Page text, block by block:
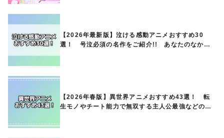
【2026年最新版】泣ける感動アニメおすすめ30
選！ 号泣必須の名作をご紹介!! あなたのなかの
【2026年春版】異世界アニメおすすめ43選！ 転
生モノやチート能力で無双する主人公最強などの人